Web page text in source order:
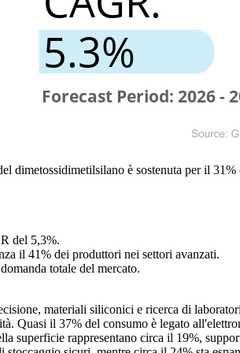
dimetossidimetilsilano è sostenuta per il
del 5,3%.
il 41% dei produttori nei settori avanzati.
totale del mercato.
materiali siliconici e ricerca di
Quasi il 37% del consumo è legato
superficie rappresentano circa il 19%,